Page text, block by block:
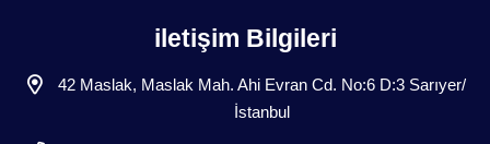
iletişim Bilgileri
42 Maslak, Maslak Mah. Ahi Evran Cd. No:6 D:3 Sarıyer/
İstanbul